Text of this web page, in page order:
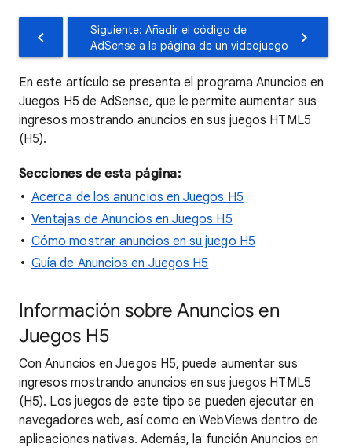
Siguiente: Añadir el código de
AdSense a la página de un videojuego
En este artículo se presenta el programa Anuncios en
Juegos H5 de AdSense, que le permite aumentar sus
ingresos mostrando anuncios en sus juegos HTML5
(H5).
Secciones de esta página:
Acerca de los anuncios en Juegos H5
Ventajas de Anuncios en Juegos H5
Cómo mostrar anuncios en su juego H5
Guía de Anuncios en Juegos H5
Información sobre Anuncios en
Juegos H5
Con Anuncios en Juegos H5, puede aumentar sus
ingresos mostrando anuncios en sus juegos HTML5
(H5). Los juegos de este tipo se pueden ejecutar en
navegadores web, así como en WebViews dentro de
aplicaciones nativas. Además, la función Anuncios en